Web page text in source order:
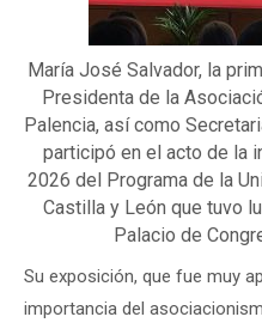
María José Salvador, la
Presidenta de la
Palencia, así como
participó en el acto de la
2026 del Programa de la
Castilla y León que tuvo
Palacio de
Su exposición, que fue muy
importancia del